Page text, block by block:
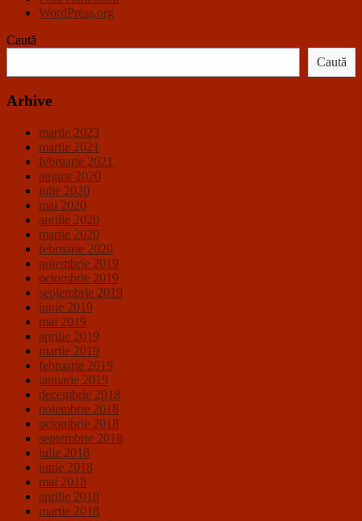
WordPress.org
Caută
Caută
Arhive
martie 2023
martie 2021
februarie 2021
august 2020
iulie 2020
mai 2020
aprilie 2020
martie 2020
februarie 2020
noiembrie 2019
octombrie 2019
septembrie 2019
iunie 2019
mai 2019
aprilie 2019
martie 2019
februarie 2019
ianuarie 2019
decembrie 2018
noiembrie 2018
octombrie 2018
septembrie 2018
iulie 2018
iunie 2018
mai 2018
aprilie 2018
martie 2018